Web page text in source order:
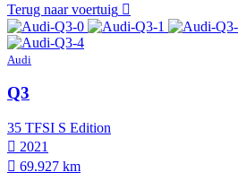
Terug naar voertuig
Audi
Q3
35 TFSI S Edition
2021
69.927 km